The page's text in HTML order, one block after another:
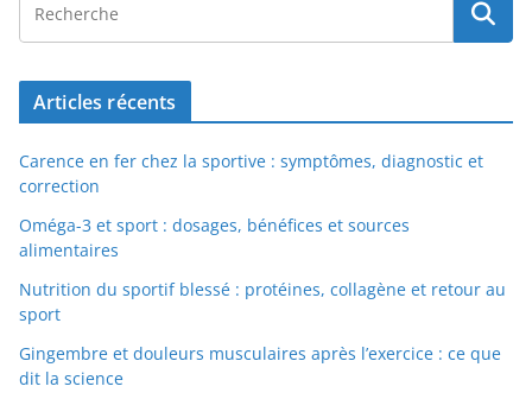
Articles récents
Carence en fer chez la sportive : symptômes, diagnostic et
correction
Oméga-3 et sport : dosages, bénéfices et sources
alimentaires
Nutrition du sportif blessé : protéines, collagène et retour au
sport
Gingembre et douleurs musculaires après l’exercice : ce que
dit la science